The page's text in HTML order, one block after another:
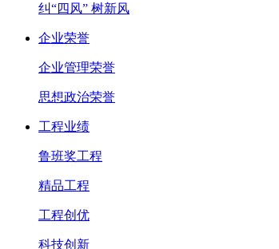
纠“四风” 树新风
企业荣誉
企业管理荣誉
思想政治荣誉
工程业绩
鲁班奖工程
精品工程
工程创优
科技创新